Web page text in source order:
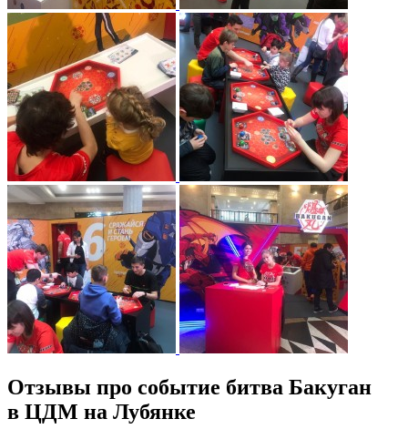
Отзывы про событие битва Бакуган
в ЦДМ на Лубянке